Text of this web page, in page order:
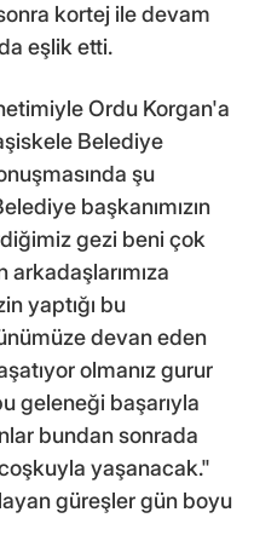
kortej ile devam
eşlik etti.
Ordu Korgan'a
Belediye
şu
başkanımızın
gezi beni çok
yaptığı bu
devan eden
olmanız gurur
geleneği başarıyla
bundan sonrada
yaşanacak."
güreşler gün boyu